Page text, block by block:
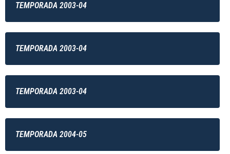
TEMPORADA 2003-04
TEMPORADA 2003-04
TEMPORADA 2003-04
TEMPORADA 2004-05